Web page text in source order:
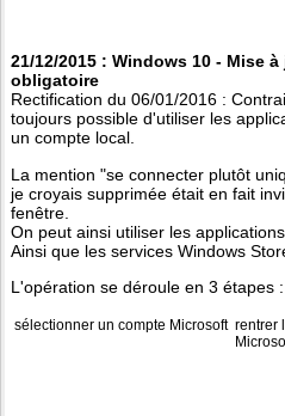
21/12/2015 : Windows 10 - Mise
obligatoire
Rectification du 06/01/2016 :
toujours possible d'utiliser les
un compte local.
La mention "se connecter plutôt
je croyais supprimée était en fait
fenêtre.
On peut ainsi utiliser les
Ainsi que les services Windows
L'opération se déroule en 3 étapes :
sélectionner un compte Microsoft rentrer